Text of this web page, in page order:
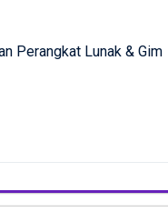
Perangkat Lunak & Gim